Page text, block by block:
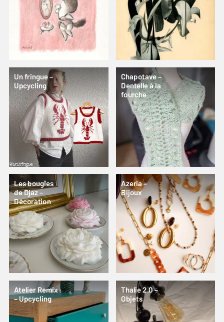
Un fringue –
Upcycling
Chapotave –
Dentelle à la
fourche
Les bougies
de Djaz –
Décoration
Azeria –
Bijoux
Atelier Remix
– Upcycling
Thalie 2.0 –
Objets